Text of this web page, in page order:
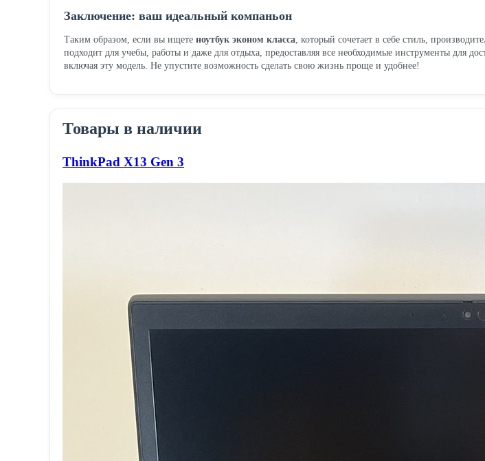
Заключение: ваш идеальный компаньон
Таким образом, если вы ищете ноутбук эконом класса , который сочетает в себе стиль,
подходит для учебы, работы и даже для отдыха, предоставляя все необходимые инструменты для
включая эту модель. Не упустите возможность сделать свою жизнь проще и удобнее!
Товары в наличии
ThinkPad X13 Gen 3